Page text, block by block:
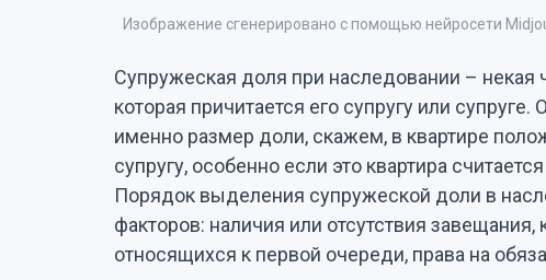
Изображение сгенерировано с помощью нейросети
Супружеская доля при наследовании – некая
которая причитается его супругу или
именно размер доли, скажем, в квартире
супругу, особенно если это квартира
Порядок выделения супружеской доли в
факторов: наличия или отсутствия завещания,
относящихся к первой очереди, права на